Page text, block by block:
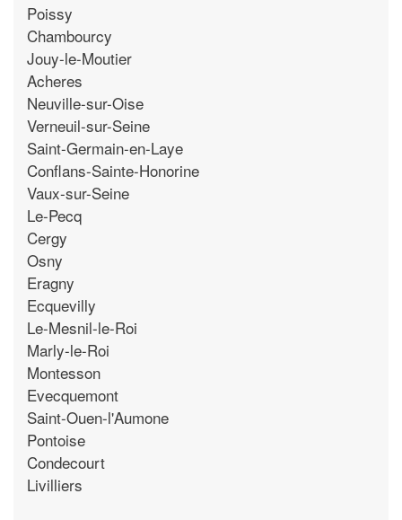
Poissy
Chambourcy
Jouy-le-Moutier
Acheres
Neuville-sur-Oise
Verneuil-sur-Seine
Saint-Germain-en-Laye
Conflans-Sainte-Honorine
Vaux-sur-Seine
Le-Pecq
Cergy
Osny
Eragny
Ecquevilly
Le-Mesnil-le-Roi
Marly-le-Roi
Montesson
Evecquemont
Saint-Ouen-l'Aumone
Pontoise
Condecourt
Livilliers